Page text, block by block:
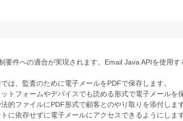
要件への適合が実現されます。Email Java APIを使用
は、監査のために電子メールをPDFで保存します。
トフォームやデバイスでも読める形式で電子メールを
的ファイルにPDF形式で顧客とのやり取りを添付します
に依存せずに電子メールにアクセスできるようにします